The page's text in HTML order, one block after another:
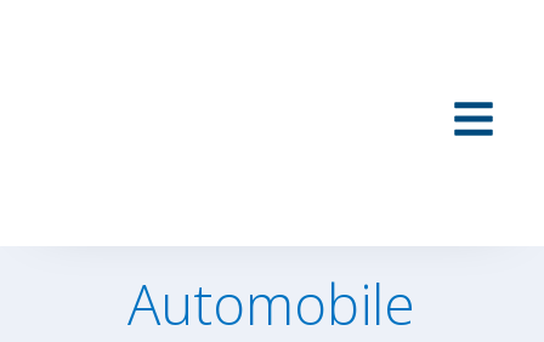
Automobile